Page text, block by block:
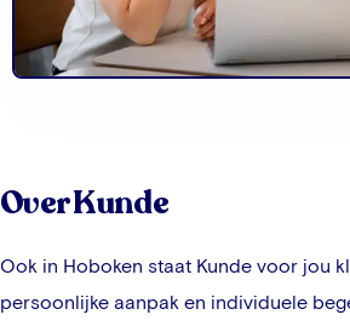
Over Kunde
Ook in Hoboken staat Kunde voor jou
persoonlijke aanpak en individuele